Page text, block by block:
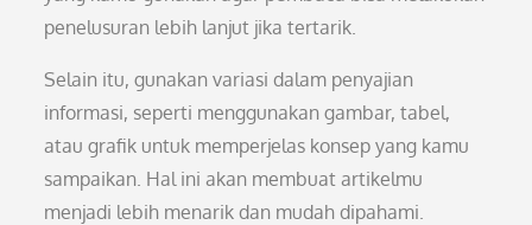
penelusuran lebih lanjut jika tertarik.
Selain itu, gunakan variasi dalam penyajian
informasi, seperti menggunakan gambar, tabel,
atau grafik untuk memperjelas konsep yang kamu
sampaikan. Hal ini akan membuat artikelmu
menjadi lebih menarik dan mudah dipahami.